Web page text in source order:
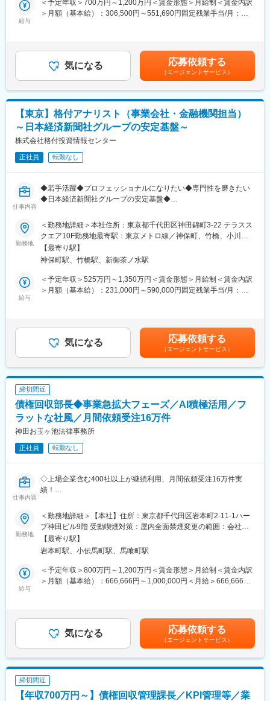
地域随一の規模と実績、大手保険会社からの信頼も厚く、未経験
から専門職を目指し長く働きたい方に最適な職場です。
■業務の魅力
数字ノルマや営業活動はなく、専門性を高めながら安定収入・キ
ャリアアップが可能。担当件数や資格取得に応じて収入も増加
し、専門家として信頼されるやりがいの大きい仕事です。
変更の範囲：会社の定める業務
行します。
（1）企業評価・財務調査
対象会社の企業価値の算定、財務内容の実地調査等
※譲受企業によるDDは別途実施され、当社では直接担当しており
M&Aを実行するための最適取引手法の提案・構築
（3）ナレッジマネジメント
当社のM&A関連ノウハウの創出、整理、蓄積、共有化に関する業
務
（4）その他
当社コンサルタントに対するプロフェッショナル支援業務
■同社の魅力：
（1）業界トップクラスの成約実績：同社は、累計成約件数が
10,000件を超え、業界内での成約実績が非常に高いことが特徴で
す。この実績は、同社が中小・中堅企業のM&Aに特化しているこ
を活かして全国的に支援を行っています。
（2）充実した教育制度と成長機会：同社は、未経験者でも成功で
きるような強力な教育体制を整えており、戦略立案や企業評価、
リスク分析などの専門知識を身につけるための研修が充実してい
も提供され、キャリアアップを図ることができます。
（3）多様なプロフェッショナルとの連携：M&Aのプロセスで
めのスキルを磨くことができます。このような環境は、社員が自
立的に立案・実行できる風土を育んでいます。
（4）安全・安心なM&Aの実現
同社は、M&Aを安全かつ安心して実現するための仕組みを整えて
おり、顧客からの信頼も厚いです。
変更の範囲：会社の定める業務
給与
＜予定年収＞700万円～1,200万円＜賃金形態＞月給制＜賃金内訳
＞月額（基本給）：306,500円～551,690円固定残業手当/月：
は前職の給与水準、職務経験等を考慮して決定します。※年収：月
給＋賞与2回＋スタッフインセンティブ＋案件成約インセンティブ
＋決算賞与■昇給：年1回■賞与：年2回賃金はあくまでも目安の金
額であり、選考を通じて上下する可能性があります。月給(月額)は
固定手当を含めた表記です。
気になる 応募依頼する
（エージェントサービス）
【東京】格付アナリスト（事業会社・金融機関担当）
～日本経済新聞社グループの安定基盤～
株式会社格付投資情報センター
正社員 転勤なし
仕事内容
◆若手活躍◆プロフェッショナルになりたい◆専門性を磨きたい
◆日本経済新聞社グループの安定基盤◆
格付アナリストとして、下記の業務を行っていただきます。
（1）入手した情報をもとに、事前調査、資料分析。
（2）発行体である企業の経営トップ、財務部門などの主要部門の
責任者を訪問し、企業の財務状況や経営計画など幅広くヒアリン
グ。（工場や研究所などに訪問し調査を行なうこともありま
す）。
（3）入手した資料やヒアリングした内容などをもとに、格付付与
（5）発行体企業のモニタリング。
■組織構成：
■当社の特徴：
当社は国内で最も長い歴史を持つ格付会社であり、日本経済新聞
社のグループ企業です。2008年以降、国内公募社債の起債カバー
率は本数・金額ともに80%前後で推移しており、多くのお客様か
ら信頼を得られています。今回はこれからの日本の金融・資本市
融・資本市場に携わりたい方、プロフェッショナル集団の中で
変更の範囲：会社の定める業務
勤務地
＜勤務地詳細＞本社住所：東京都千代田区神田錦町3-22 テラスス
クエア10F勤務地最寄駅：東京メトロ線／神保町、竹橋、小川
町、淡路町駅受動喫煙対策：屋内全面禁煙変更の範囲：無
【最寄り駅】
神保町駅、竹橋駅、新御茶ノ水駅
給与
＜予定年収＞525万円～1,350万円＜賃金形態＞月給制＜賃金内訳
＞月額（基本給）：231,000円～590,000円固定残業手当/月：
上記想定年収は賞与を含みます。※定額のみなし時間外手当は、普
通時間外・深夜・休日手当を含みます。ただし月間の時間外勤務
が定額のみなし時間外手当(普通時間外53時間相当)を超過した場
合は、超過分を別途支給します。※会社平均残業時間：月20時間
～30時間賃金はあくまでも目安の金額であり、選考を通じて上下
する可能性があります。月給(月額)は固定手当を含めた表記です。
気になる 応募依頼する
（エージェントサービス）
締切間近
債権回収部長◆事業急拡大フェーズ／AI積極活用／フ
ラットな社風／月間依頼受注16万件
神田お玉ヶ池法律事務所
正社員 転勤なし
仕事内容
◇上場企業含む400社以上が継続利用、月間依頼受注16万件実
績！
ン！
◇生成AIなど新しい技術も積極活用するフラットかつチャレンジ
ングな社風！
■概要：
債権回収・顧客管理部門において、BtoBカスタマーサポート領域
の「債権回収管理」を担うマネジメントポジションです。
■募集背景：
これまでは顧客数を拡大してきましたが、今後は開拓する領域を
ポジションを採用することで、
より戦略と現場オペレーションが一体となり、高収益かつ再現性
の高い組織にしていただくことを期待しております。
勤務地
＜勤務地詳細＞【本社】住所：東京都千代田区岩本町2-11-1ハー
ブ神田ビル9階 受動喫煙対策：屋内全面禁煙変更の範囲：会社の
定める事業所
【最寄り駅】
岩本町駅、小伝馬町駅、馬喰町駅
給与
＜予定年収＞800万円～1,200万円＜賃金形態＞月給制＜賃金内訳
＞月額（基本給）：666,666円～1,000,000円＜月給＞666,666円
性があります。月給(月額)は固定手当を含めた表記です。
気になる 応募依頼する
（エージェントサービス）
締切間近
【年収700万円～】債権回収管理課長／KPI管理等／業